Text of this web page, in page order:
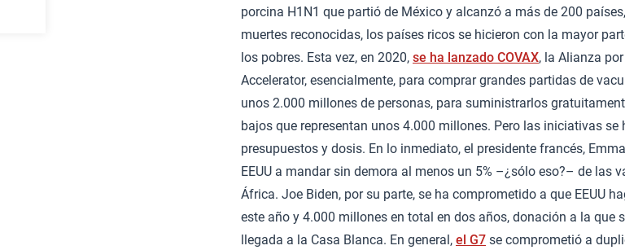
porcina H1N1 que partió de México y alcanzó a más de 200
muertes reconocidas, los países ricos se hicieron con la mayor
los pobres. Esta vez, en 2020, se ha lanzado COVAX, la Alianza
Accelerator, esencialmente, para comprar grandes partidas de
unos 2.000 millones de personas, para suministrarlos
bajos que representan unos 4.000 millones. Pero las iniciativas se
presupuestos y dosis. En lo inmediato, el presidente francés,
EEUU a mandar sin demora al menos un 5% –¿sólo eso?– de las
África. Joe Biden, por su parte, se ha comprometido a que EEUU
este año y 4.000 millones en total en dos años, donación a la que
llegada a la Casa Blanca. En general, el G7 se comprometió a